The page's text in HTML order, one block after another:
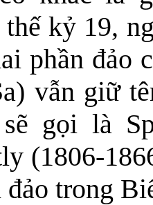
thế kỷ 19,
phần đảo
vẫn giữ
gọi là
(1806-
đảo trong